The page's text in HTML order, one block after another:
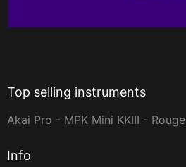
Top selling instruments
Akai Pro - MPK Mini KKIII - Rouge
Info